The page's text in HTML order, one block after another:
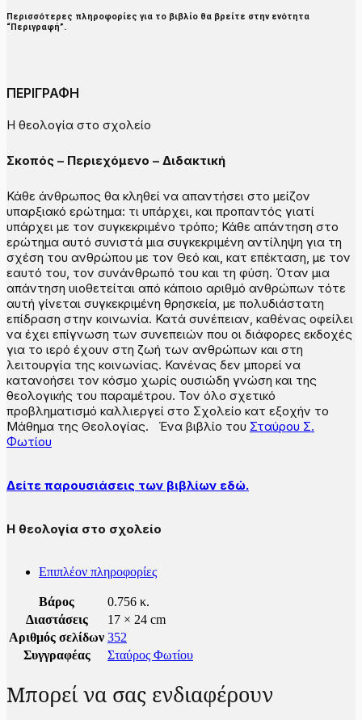
Περισσότερες πληροφορίες για το βιβλίο θα βρείτε στην ενότητα
“Περιγραφή”.
ΠΕΡΙΓΡΑΦΗ
Η θεολογία στο σχολείο
Σκοπός – Περιεχόμενο – Διδακτική
Κάθε άνθρωπος θα κληθεί να απαντήσει στο μείζον
υπαρξιακό ερώτημα: τι υπάρχει, και προπαντός γιατί
υπάρχει με τον συγκεκριμένο τρόπο; Κάθε απάντηση στο
ερώτημα αυτό συνιστά μια συγκεκριμένη αντίληψη για τη
σχέση του ανθρώπου με τον Θεό και, κατ᾽ επέκταση, με τον
εαυτό του, τον συνάνθρωπό του και τη φύση. Όταν μια
απάντηση υιοθετείται από κάποιο αριθμό ανθρώπων τότε
αυτή γίνεται συγκεκριμένη θρησκεία, με πολυδιάστατη
επίδραση στην κοινωνία. Κατά συνέπειαν, καθένας οφείλει
να έχει επίγνωση των συνεπειών που οι διάφορες εκδοχές
για το ιερό έχουν στη ζωή των ανθρώπων και στη
λειτουργία της κοινωνίας. Κανένας δεν μπορεί να
κατανοήσει τον κόσμο χωρίς ουσιώδη γνώση και της
θεολογικής του παραμέτρου. Τον όλο σχετικό
προβληματισμό καλλιεργεί στο Σχολείο κατ᾽ εξοχήν το
Μάθημα της Θεολογίας. Ένα βιβλίο του Σταύρου Σ.
Φωτίου
Δείτε παρουσιάσεις των βιβλίων εδώ.
Η θεολογία στο σχολείο
Επιπλέον πληροφορίες
Βάρος
0.756 κ.
Διαστάσεις
17 × 24 cm
Αριθμός σελίδων 352
Συγγραφέας
Σταύρος Φωτίου
Μπορεί να σας ενδιαφέρουν